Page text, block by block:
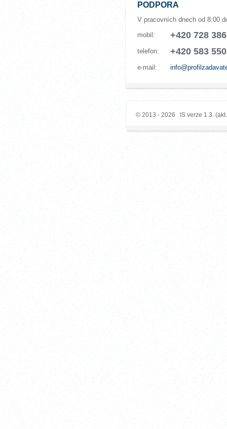
PODPORA
V pracovních dnech od 8:00
mobil:
+420 728
telefon: +420 583
e-mail:
© 2013 - 2026 IS verze 1.3.